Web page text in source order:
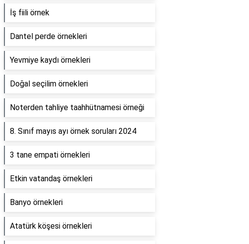
İş fiili örnek
Dantel perde örnekleri
Yevmiye kaydı örnekleri
Doğal seçilim örnekleri
Noterden tahliye taahhütnamesi örneği
8. Sınıf mayıs ayı örnek soruları 2024
3 tane empati örnekleri
Etkin vatandaş örnekleri
Banyo örnekleri
Atatürk köşesi örnekleri